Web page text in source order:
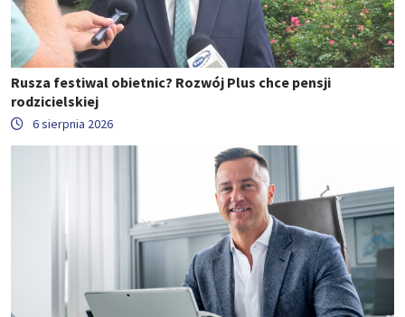
Rusza festiwal obietnic? Rozwój Plus chce pensji
rodzicielskiej
6 sierpnia 2026